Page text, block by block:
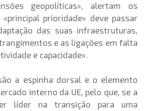
geopolíticas», alertam os
prioridade» deve passar
das suas infraestruturas,
e as ligações em falta
e capacidade».
a espinha dorsal e o elemento
interno da UE, pelo que, se a
líder na transição para uma